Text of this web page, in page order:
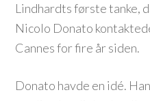
Lindhardts første tanke,
Nicolo Donato
Cannes for fire år siden.
Donato havde en idé.